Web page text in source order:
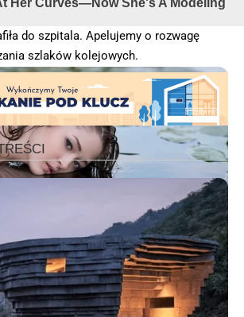
do szpitala. Apelujemy o rozwagę
szlaków kolejowych.